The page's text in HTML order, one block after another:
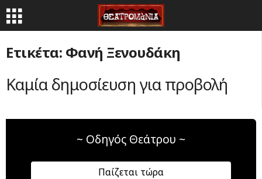
Ετικέτα: Φανή Ξενουδάκη
Καμία δημοσίευση για προβολή
~ Οδηγός Θεάτρου ~
Παίζεται τώρα